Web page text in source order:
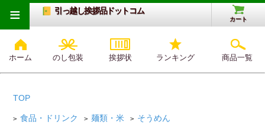
引っ越し挨拶品ドットコム
カート
ホーム のし包装 挨拶状 ランキング 商品一覧
≡
TOP
> 食品・ドリンク > 麺類・米 > そうめん